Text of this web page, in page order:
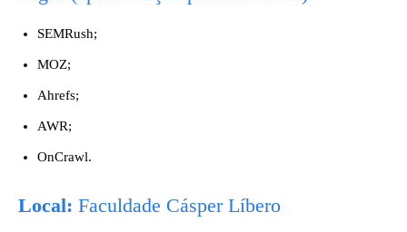
SEMRush;
MOZ;
Ahrefs;
AWR;
OnCrawl.
Local: Faculdade Cásper Líbero